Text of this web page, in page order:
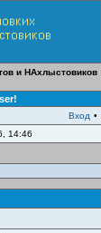
и НАхлыстовиков
Вход •
14:46